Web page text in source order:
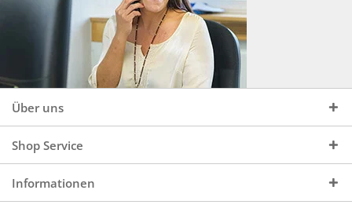
Über uns
Shop Service
Informationen